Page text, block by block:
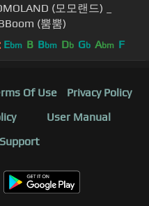
(모모랜드) _
(뿜뿜)
Ebm B Bbm Db Gb Abm F
Of Use
Privacy Policy
User Manual